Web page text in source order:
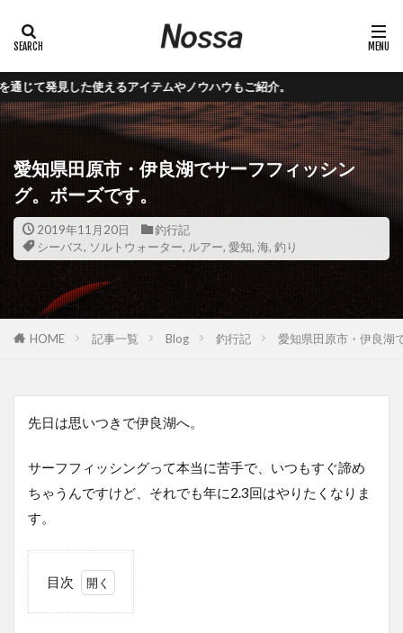
ウハウもご紹介。
愛知県田原市・伊良湖でサーフフィッシン
グ。ボーズです。
2019年11月20日
釣行記
シーバス, ソルトウォーター, ルアー, 愛知, 海, 釣り
HOME 記事一覧 Blog 釣行記 愛知県田原市・伊良湖
先日は思いつきで伊良湖へ。
サーフフィッシングって本当に苦手で、いつもすぐ諦め
ちゃうんですけど、それでも年に2.3回はやりたくなりま
す。
目次